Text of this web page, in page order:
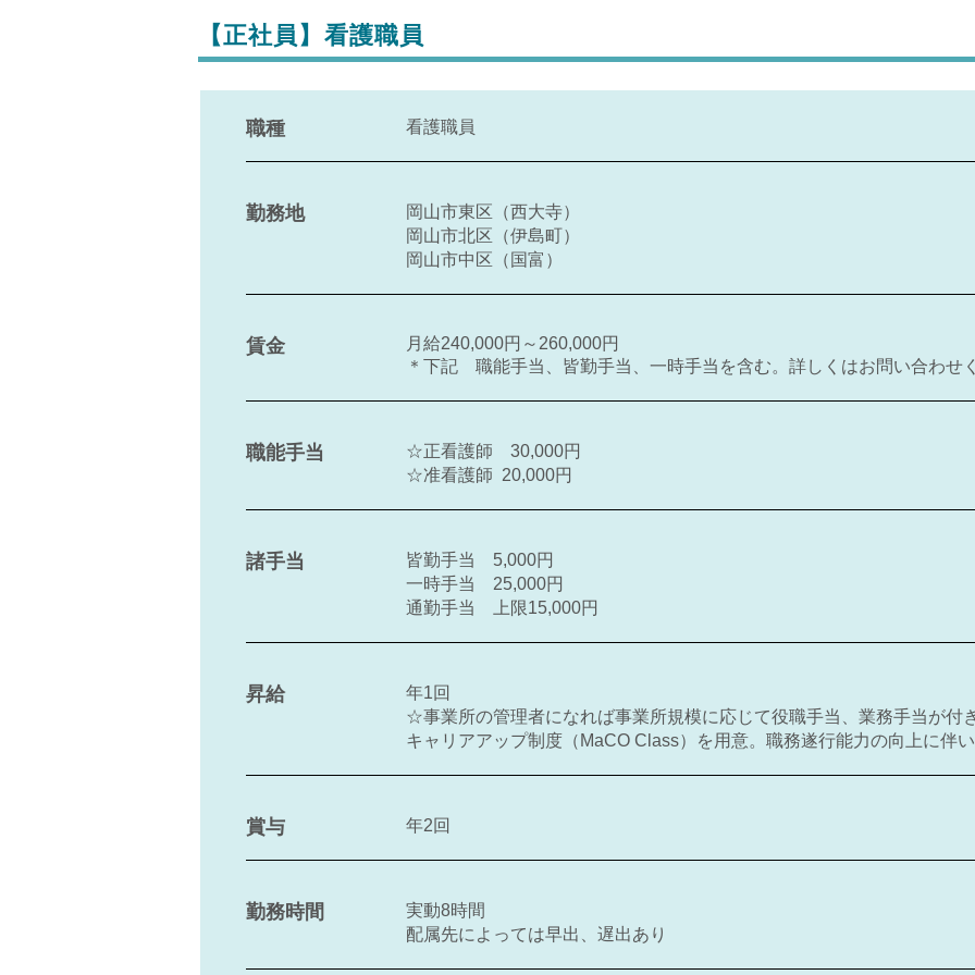
【正社員】看護職員
職種 看護職員
勤務地
岡山市東区（西大寺）
岡山市北区（伊島町）
岡山市中区（国富）
賃金
月給240,000円～260,000円
＊下記 職能手当、皆勤手当、一時手当を含む。詳しくはお問い合わせ
職能手当
☆正看護師 30,000円
☆准看護師 20,000円
諸手当
皆勤手当 5,000円
一時手当 25,000円
通勤手当 上限15,000円
昇給
年1回
☆事業所の管理者になれば事業所規模に応じて役職手当、業務手当が付
キャリアアップ制度（MaCO Class）を用意。職務遂行能力の向上に伴
賞与 年2回
勤務時間
実動8時間
配属先によっては早出、遅出あり